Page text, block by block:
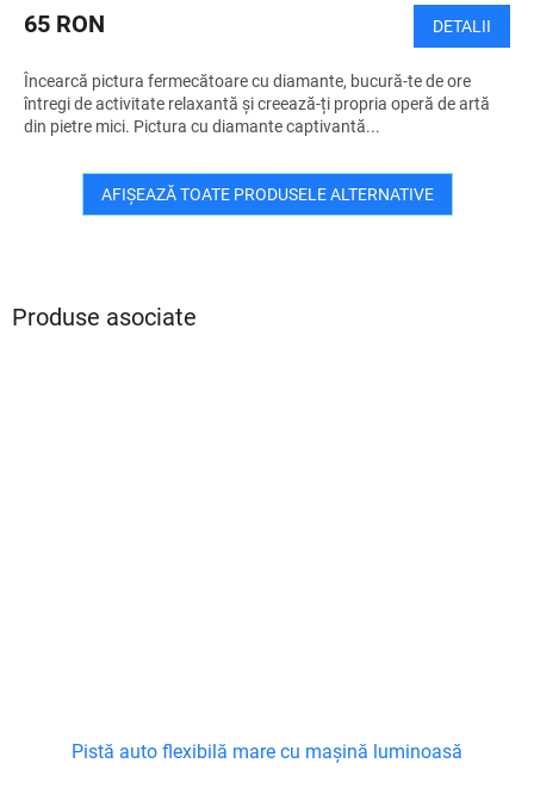
Produse asociate
Pistă auto flexibilă mare cu mașină luminoasă
65 RON DETALII
Încearcă pictura fermecătoare cu diamante, bucură-te de ore
întregi de activitate relaxantă și creează-ți propria operă de artă
din pietre mici. Pictura cu diamante captivantă...
AFIŞEAZĂ TOATE PRODUSELE ALTERNATIVE